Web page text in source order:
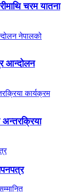
चरम यातना
आन्दोलन
अन्तरक्रिया